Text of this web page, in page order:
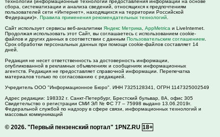
сбора, систематизации и анализа сведений, относящихся к предпочтениям
пользователей сети «Интернет», находящихся на территории Российской
Федерации)». Правила применения рекомендательных технологий
Сайт использует сервисы веб-аналитики Яндекс Метрика AppMetrica и LiveInternet.
Продолжая использовать этот Сайт, вы соглашаетесь с использованием cookie-
файлов и других данных в соответствии с данным Пользовательским соглашением
Срок обработки персональных данных при помощи cookie-файлов составляет 14
дней.
Редакция не несет ответственность за достоверность информации,
опубликованной в рекламных объявлениях и сообщениях информационных
агентств. Редакция не предоставляет справочной информации. Перепечатка
материалов только по согласованию с редакцией.
Учредитель ООО "Информационное Бюро". ИНН 7325128341, ОГРН 1147325002549
Адрес редакции: 198332 г. Санкт-Петербург, Брестский бульвар, 8А, офис 305
Свидетельство о регистрации СМИ ЭЛ № ФС 77 – 75998 выдано 13.06.2019г.
Федеральной службой по надзору в сфере связи, информационных технологий и
массовых коммуникаций
© 2026. "Первый пензенский портал" 1PNZ.RU 18+